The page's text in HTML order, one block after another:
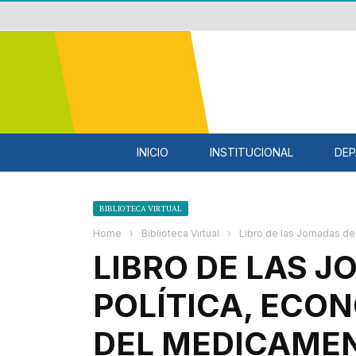
INICIO INSTITUCIONAL
BIBLIOTECA VIRTUAL
Home › Biblioteca Virtual › Libro de las Jornadas
LIBRO DE LAS
POLÍTICA,
DEL